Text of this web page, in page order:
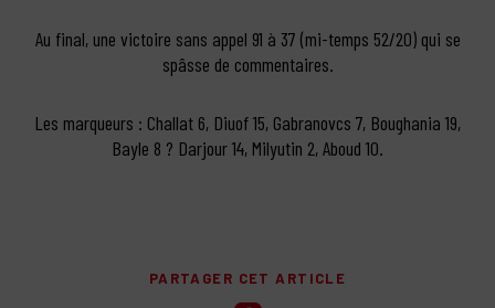
Au final, une victoire sans appel 91 à 37 (mi-temps 52/20) qui se
spâsse de commentaires.
Les marqueurs : Challat 6, Diuof 15, Gabranovcs 7, Boughania 19,
Bayle 8 ? Darjour 14, Milyutin 2, Aboud 10.
PARTAGER CET ARTICLE